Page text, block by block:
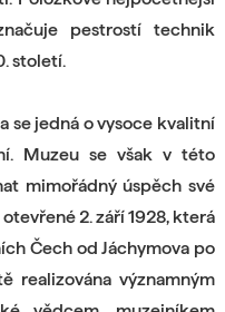
pestrostí technik
století.
se jedná o vysoce kvalitní
Muzeu se však v této
mimořádný úspěch své
2. září 1928, která
Čech od Jáchymova po
realizována významným